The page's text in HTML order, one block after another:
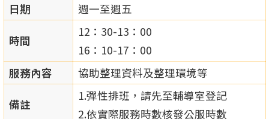
日期
週一至週五
時間
12：30-13：00
16：10-17：00
服務內容
協助整理資料及整理環境等
備註
1.彈性排班，請先至輔導室登記
2.依實際服務時數核發公服時數